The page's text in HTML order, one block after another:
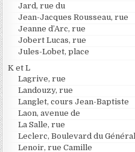
Jard, rue du
Jean-Jacques Rousseau, rue
Jeanne d’Arc, rue
Jobert Lucas, rue
Jules-Lobet, place
K et L
Lagrive, rue
Landouzy, rue
Langlet, cours Jean-Baptiste
Laon, avenue de
La Salle, rue
Leclerc, Boulevard du Général
Lenoir, rue Camille